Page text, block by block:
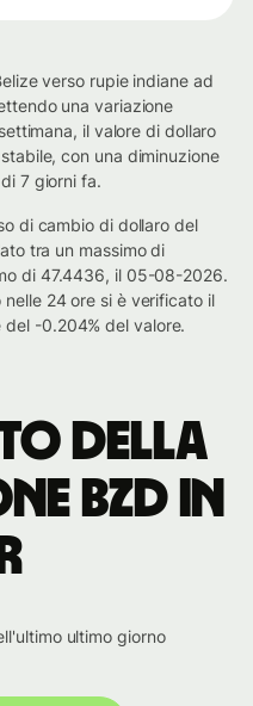
verso rupie indiane ad
una variazione
il valore di dollaro
con una diminuzione
7 giorni fa.
di cambio di dollaro del
tra un massimo di
di 47.4436, il 05-08-2026.
24 ore si è verificato il
-0.204% del valore.
della
BZD in
ultimo giorno